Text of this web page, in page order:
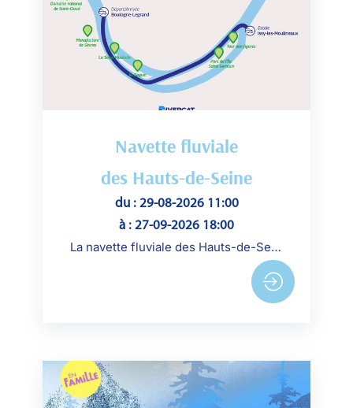
Navette fluviale
des Hauts-de-Seine
du : 29-08-2026 11:00
à : 27-09-2026 18:00
La navette fluviale des Hauts-de-Seine reprend du service tous les weekends du 29 août au 27 septembre 2026, de 11h et 18h